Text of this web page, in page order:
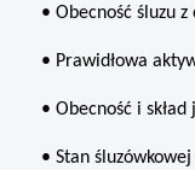
• Obecność śluzu
• Prawidłowa
• Obecność i
• Stan